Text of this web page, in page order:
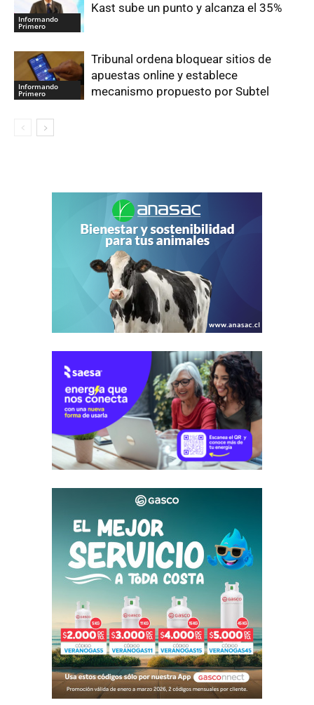
Informando
Primero
Kast sube un punto y alcanza el 35%
Informando
Primero
Tribunal ordena bloquear sitios de
apuestas online y establece
mecanismo propuesto por Subtel